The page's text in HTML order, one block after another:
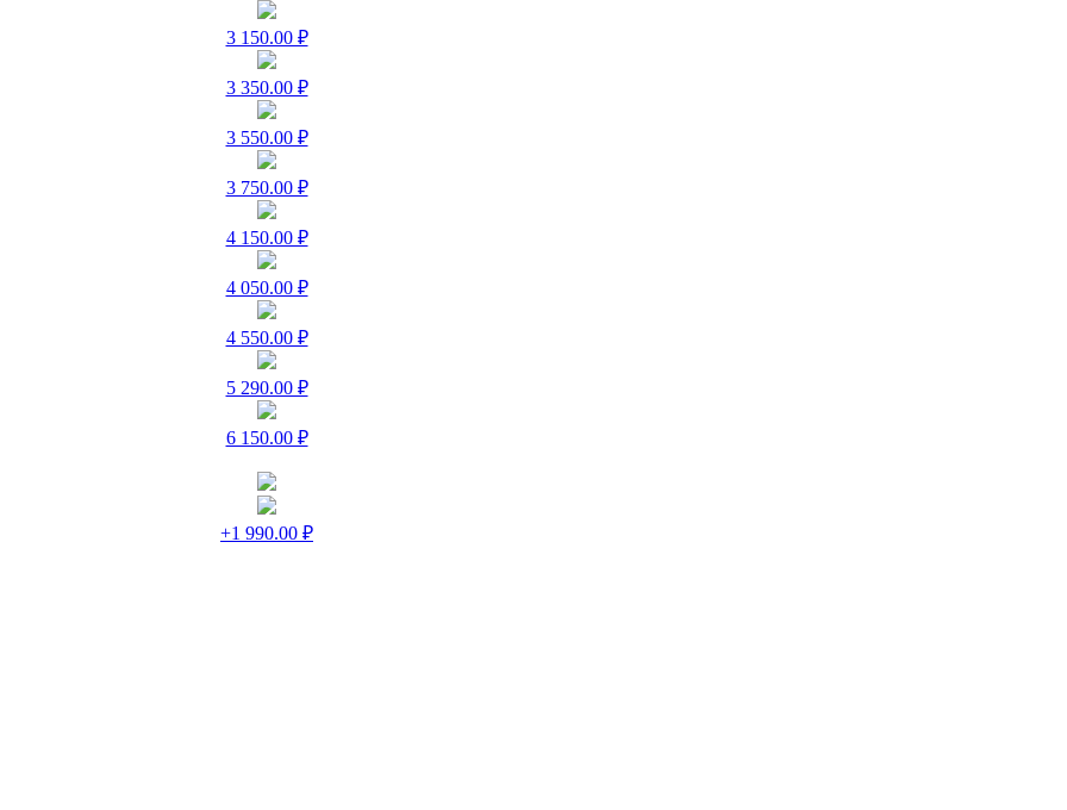
3 150.00 ₽
3 350.00 ₽
3 550.00 ₽
3 750.00 ₽
4 150.00 ₽
4 050.00 ₽
4 550.00 ₽
5 290.00 ₽
6 150.00 ₽
+1 990.00 ₽